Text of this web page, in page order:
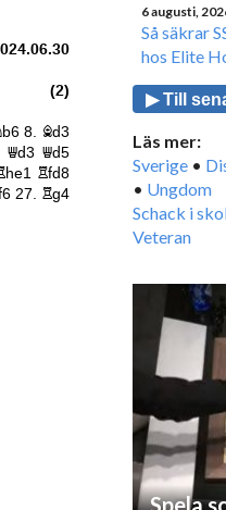
6 augusti,
Så säkrar
hos Elite
▶ Till
Läs mer:
Sverige •
• Ungdom
Schack i
Veteran
Spela